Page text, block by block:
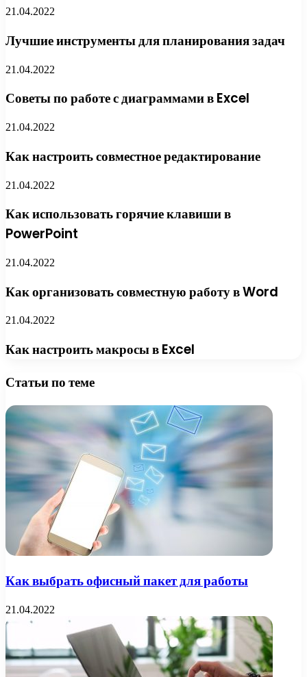
21.04.2022
Лучшие инструменты для планирования задач
21.04.2022
Советы по работе с диаграммами в Excel
21.04.2022
Как настроить совместное редактирование
21.04.2022
Как использовать горячие клавиши в
PowerPoint
21.04.2022
Как организовать совместную работу в Word
21.04.2022
Как настроить макросы в Excel
Статьи по теме
Как выбрать офисный пакет для работы
21.04.2022